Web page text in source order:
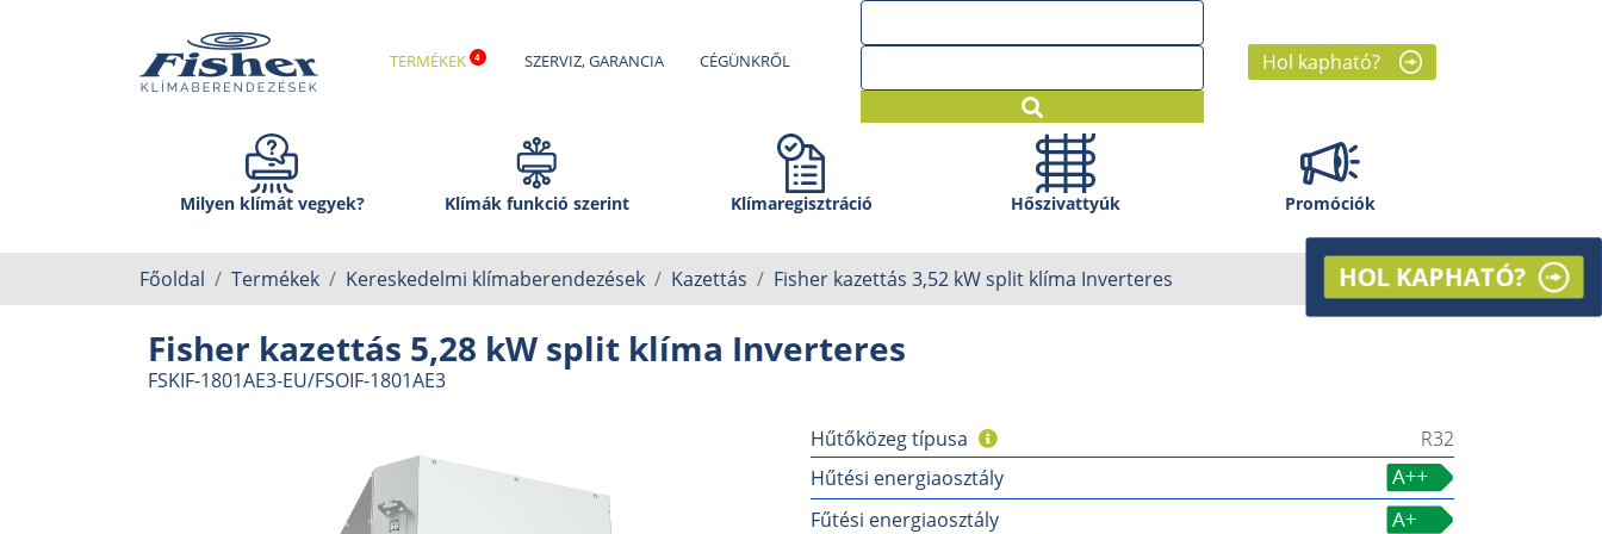
TERMÉKEK SZERVIZ, GARANCIA CÉGÜNKRŐL Hol kapható?
Milyen klímát vegyek? Klímák funkció szerint Klíma­regisztráció Hőszivattyúk Promóciók
Főoldal Termékek Kereskedelmi klímaberendezések Kazettás Fisher kazettás 3,52 kW split klíma Inverteres
Fisher kazettás 5,28 kW split klíma Inverteres
FSKIF-1801AE3-EU/FSOIF-1801AE3
Hűtőközeg típusa
R32
Hűtési energiaosztály
Fűtési energiaosztály
HOL KAPHATÓ?